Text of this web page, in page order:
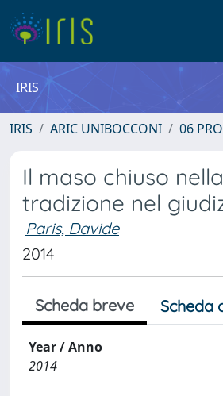
IRIS
IRIS ARIC UNIBOCCONI 06
Il maso chiuso
tradizione nel
Paris, Davide
2014
Scheda breve Scheda
Year / Anno
2014